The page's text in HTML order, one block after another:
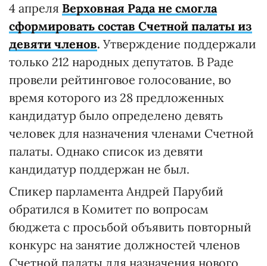
4 апреля Верховная Рада не смогла
сформировать состав Счетной палаты из
девяти членов. Утверждение поддержали
только 212 народных депутатов. В Раде
провели рейтинговое голосование, во
время которого из 28 предложенных
кандидатур было определено девять
человек для назначения членами Счетной
палаты. Однако список из девяти
кандидатур поддержан не был.
Спикер парламента Андрей Парубий
обратился в Комитет по вопросам
бюджета с просьбой объявить повторный
конкурс на занятие должностей членов
Счетной палаты для назначения нового